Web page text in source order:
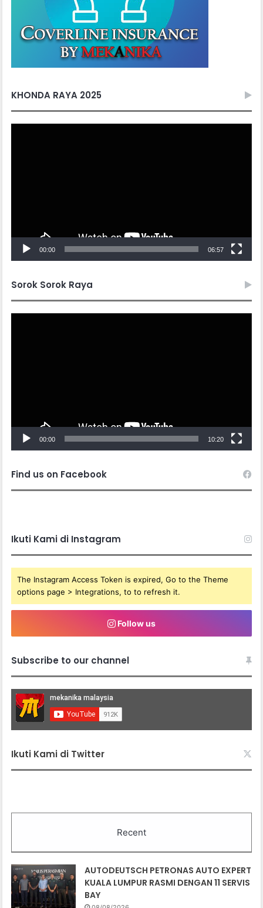
KHONDA RAYA 2025
00:00 06:57
Sorok Sorok Raya
00:00 10:20
Find us on Facebook
Ikuti Kami di Instagram
The Instagram Access Token is expired, Go to the Theme
options page > Integrations, to to refresh it.
Follow us
Subscribe to our channel
Ikuti Kami di Twitter
Recent
AUTODEUTSCH PETRONAS AUTO EXPERT
KUALA LUMPUR RASMI DENGAN 11 SERVIS
BAY